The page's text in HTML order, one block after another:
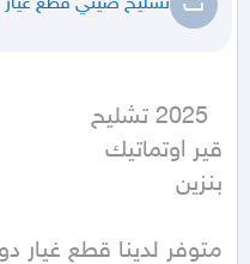
بنزين